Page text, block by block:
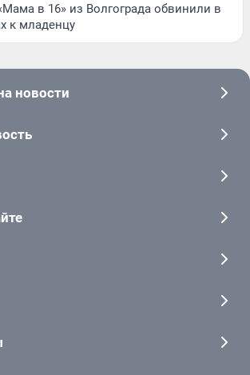
в 16» из Волгограда обвинили в
к младенцу
новости